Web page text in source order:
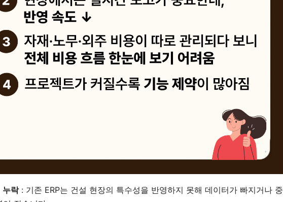
누락: 기존 ERP는 건설 현장의 특수성을 반영하지 못해 데이터가 빠지거나 중